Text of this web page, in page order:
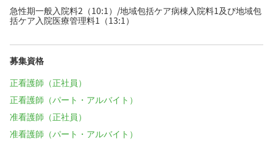
急性期一般入院料2（10:1）/地域包括ケア病棟入院料1及び地域包
括ケア入院医療管理料1（13:1）
募集資格
正看護師（正社員）
正看護師（パート・アルバイト）
准看護師（正社員）
准看護師（パート・アルバイト）